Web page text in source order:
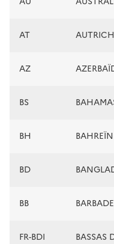
AT
AZ
BS
BH BAHREÏN
BD
BB BARBADE
FR-BDI BASSAS